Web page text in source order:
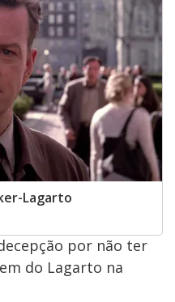
Lagarto
por não ter
do Lagarto na